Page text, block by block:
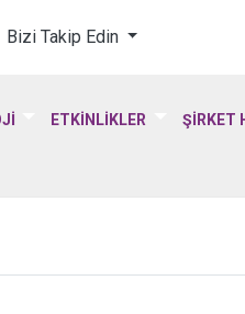
&
Bizi Takip Edin
ETKİNLİKLER ŞİRKET